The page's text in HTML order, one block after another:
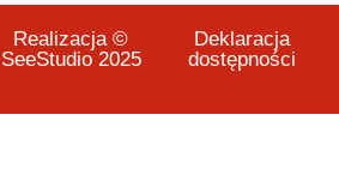
Realizacja ©
SeeStudio 2025
Deklaracja
dostępności